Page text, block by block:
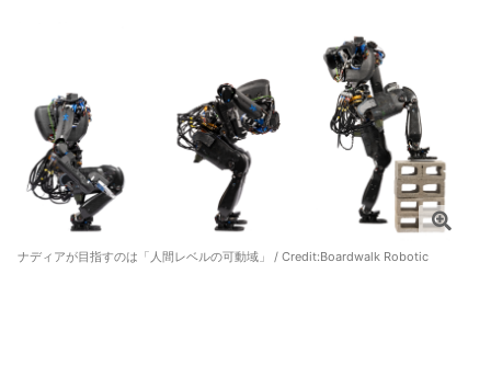
ナディアが目指すのは「人間レベルの可動域」 / Credit:Boardwalk Robotic